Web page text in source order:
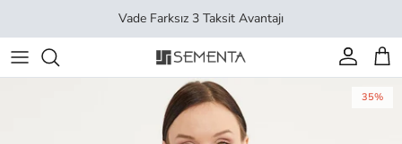
Vade Farksız 3 Taksit Avantajı
Hesap
35%